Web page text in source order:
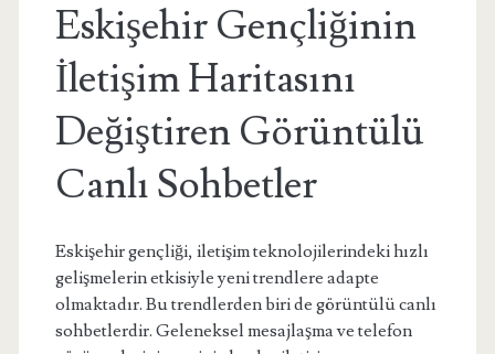
Eskişehir Gençliğinin
İletişim Haritasını
Değiştiren Görüntülü
Canlı Sohbetler
Eskişehir gençliği, iletişim teknolojilerindeki hızlı
gelişmelerin etkisiyle yeni trendlere adapte
olmaktadır. Bu trendlerden biri de görüntülü canlı
sohbetlerdir. Geleneksel mesajlaşma ve telefon